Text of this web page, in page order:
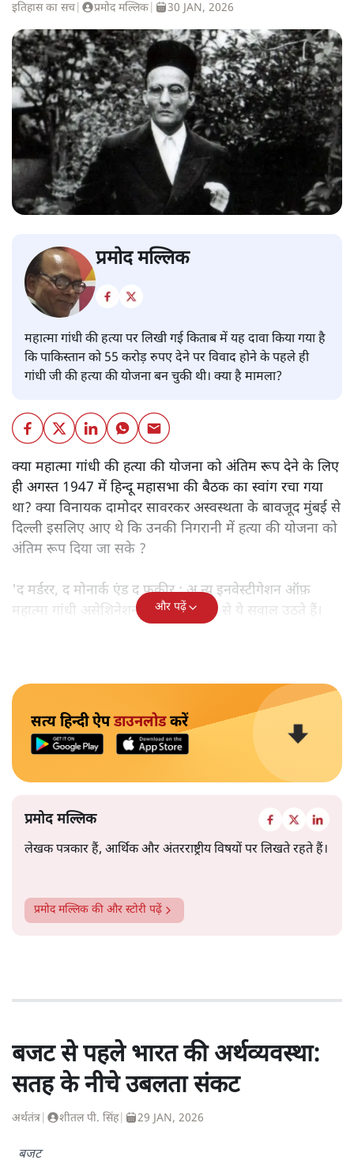
इतिहास का सच प्रमोद मल्लिक 30 JAN, 2026
प्रमोद मल्लिक
महात्मा गांधी की हत्या पर लिखी गई किताब में यह दावा किया गया है
कि पाकिस्तान को 55 करोड़ रुपए देने पर विवाद होने के पहले ही
गांधी जी की हत्या की योजना बन चुकी थी। क्या है मामला?
क्या महात्मा गांधी की हत्या की योजना को अंतिम रूप देने के लिए
ही अगस्त 1947 में हिन्दू महासभा की बैठक का स्वांग रचा गया
था? क्या विनायक दामोदर सावरकर अस्वस्थता के बावजूद मुंबई से
दिल्ली इसलिए आए थे कि उनकी निगरानी में हत्या की योजना को
अंतिम रूप दिया जा सके ?
'द मर्डरर, द मोनार्क एंड द फ़कीर : अ न्यू इनवेस्टीगेशन ऑफ़
महात्मा गांधी असेशिनेशन' नामक किताब से ये सवाल उठते हैं।
और पढ़ें
सत्य हिन्दी ऐपडाउनलोडकरें
प्रमोद मल्लिक
लेखक पत्रकार हैं, आर्थिक और अंतरराष्ट्रीय विषयों पर लिखते रहते हैं।
प्रमोद मल्लिक की और स्टोरी पढ़ें
बजट से पहले भारत की अर्थव्यवस्था:
सतह के नीचे उबलता संकट
अर्थतंत्र शीतल पी. सिंह| 29 JAN, 2026